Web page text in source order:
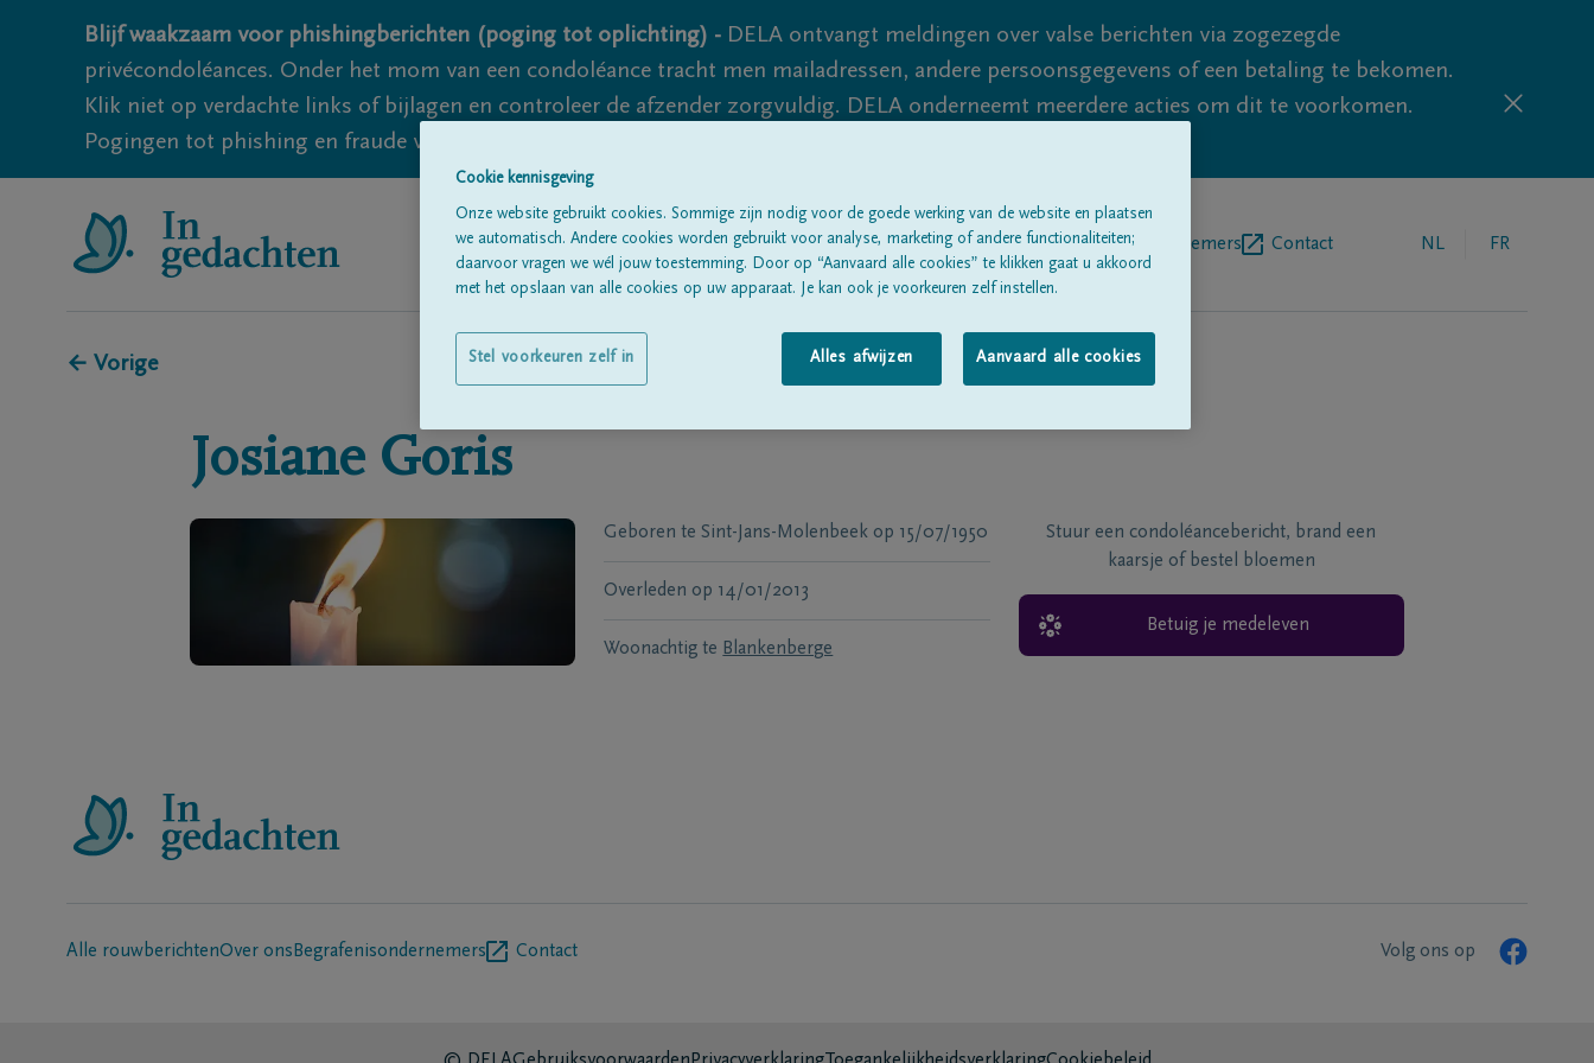
Blijf waakzaam voor phishingberichten (poging tot oplichting) - DELA ontvangt meldingen over valse berichten via zogezegde
privécondoléances. Onder het mom van een condoléance tracht men mailadressen, andere persoonsgegevens of een betaling te bekomen.
Klik niet op verdachte links of bijlagen en controleer de afzender zorgvuldig. DELA onderneemt meerdere acties om dit te voorkomen.
Pogingen tot phishing en fraude vallen echter nooit volledig uit te sluiten, dus blijf waakzaam.
Alle rouwberichten Over onsBegrafenisondernemers Contact NL FR
← Vorige
Josiane Goris
Geboren te Sint-Jans-Molenbeek op 15/07/1950
Overleden op 14/01/2013
Woonachtig te Blankenberge
Stuur een condoléancebericht, brand een
kaarsje of bestel bloemen
Betuig je medeleven
Alle rouwberichtenOver ons Begrafenisondernemers Contact Volg ons op
Cookie kennisgeving
Onze website gebruikt cookies. Sommige zijn nodig voor de goede werking van de website en plaatsen
we automatisch. Andere cookies worden gebruikt voor analyse, marketing of andere functionaliteiten;
daarvoor vragen we wél jouw toestemming. Door op “Aanvaard alle cookies” te klikken gaat u akkoord
met het opslaan van alle cookies op uw apparaat. Je kan ook je voorkeuren zelf instellen.
Alles afwijzen Aanvaard alle cookies
Stel voorkeuren zelf in